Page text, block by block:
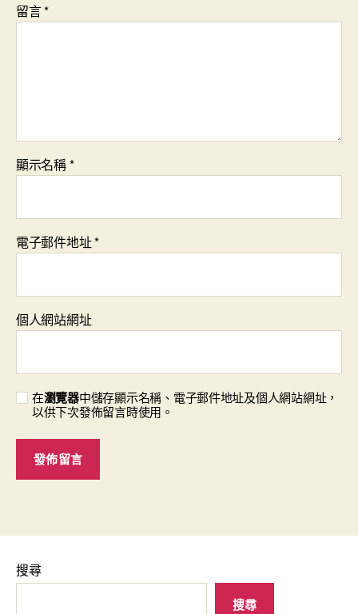
留言*
顯示名稱*
電子郵件地址*
個人網站網址
在瀏覽器中儲存顯示名稱、電子郵件地址及個人網站網址，
以供下次發佈留言時使用。
搜尋
搜尋